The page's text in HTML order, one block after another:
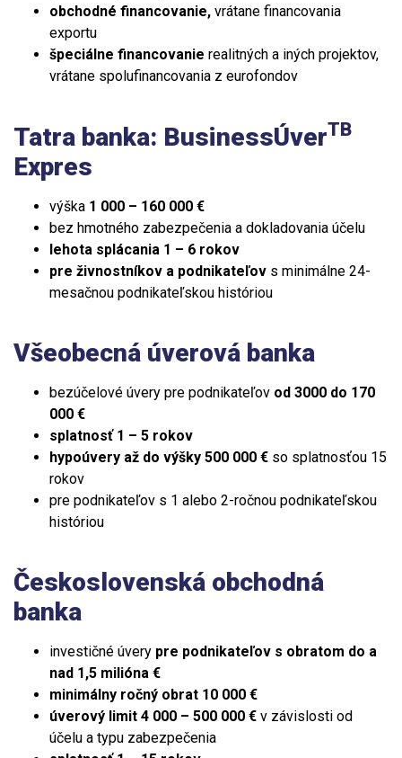
obchodné financovanie, vrátane financovania
exportu
špeciálne financovanie realitných a iných projektov,
vrátane spolufinancovania z eurofondov
Tatra banka: BusinessÚverTB
Expres
výška 1 000 – 160 000 €
bez hmotného zabezpečenia a dokladovania účelu
lehota splácania 1 – 6 rokov
pre živnostníkov a podnikateľov s minimálne 24-
mesačnou podnikateľskou históriou
Všeobecná úverová banka
bezúčelové úvery pre podnikateľov od 3000 do 170
000 €
splatnosť 1 – 5 rokov
hypoúvery až do výšky 500 000 € so splatnosťou 15
rokov
pre podnikateľov s 1 alebo 2-ročnou podnikateľskou
históriou
Československá obchodná
banka
investičné úvery pre podnikateľov s obratom do a
nad 1,5 milióna €
minimálny ročný obrat 10 000 €
úverový limit 4 000 – 500 000 € v závislosti od
účelu a typu zabezpečenia